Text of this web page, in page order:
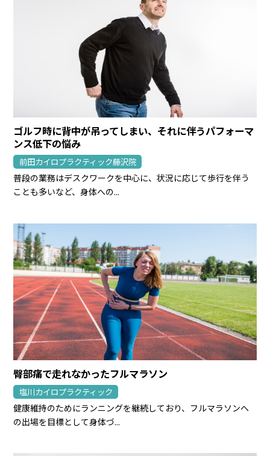
ゴルフ時に背中が吊ってしまい、それに伴うパフォーマ
ンス低下の悩み
前田カイロプラクティック藤沢院
普段の業務はデスクワークを中心に、状況に応じて歩行を伴う
ことも多いなど、身体への...
臀部痛で走れなかったフルマラソン
塩川カイロプラクティック
健康維持のためにランニングを継続しており、フルマラソンへ
の出場を目標として身体づ...